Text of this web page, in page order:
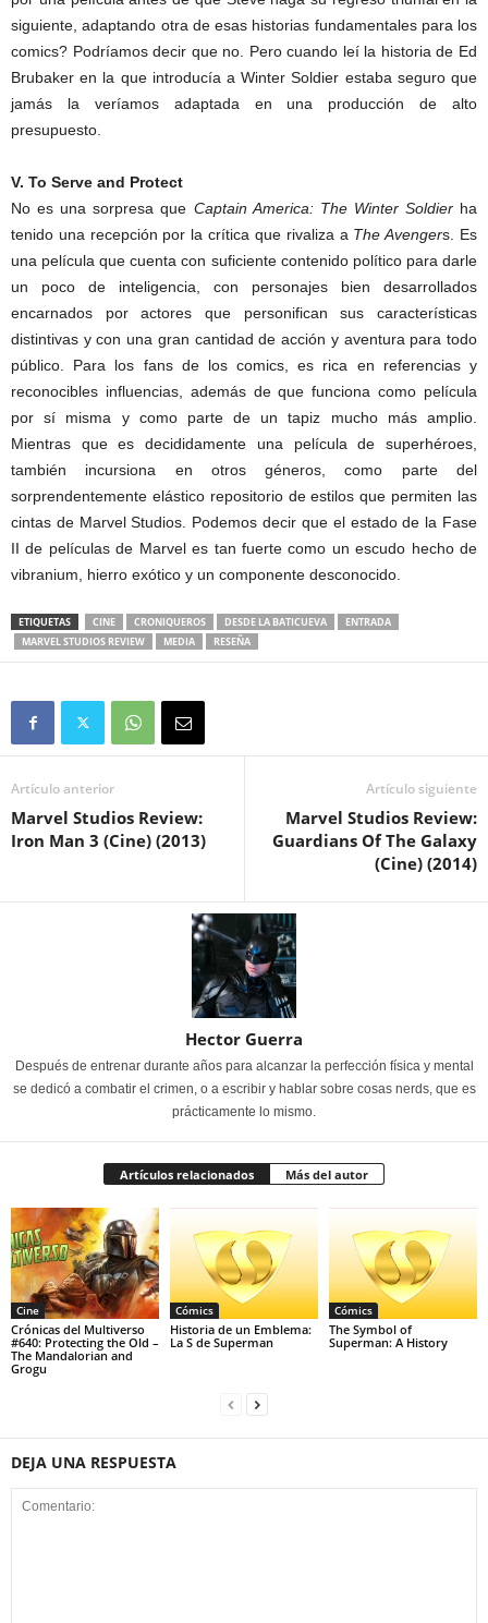
siguiente, adaptando otra de esas historias fundamentales para los
comics? Podríamos decir que no. Pero cuando leí la historia de Ed
Brubaker en la que introducía a Winter Soldier estaba seguro que
jamás la veríamos adaptada en una producción de alto
presupuesto.
V. To Serve and Protect
No es una sorpresa que Captain America: The Winter Soldierha
tenido una recepción por la crítica que rivaliza a The Avengers. Es
una película que cuenta con suficiente contenido político para darle
un poco de inteligencia, con personajes bien desarrollados
encarnados por actores que personifican sus características
distintivas y con una gran cantidad de acción y aventura para todo
público. Para los fans de los comics, es rica en referencias y
reconocibles influencias, además de que funciona como película
por sí misma y como parte de un tapiz mucho más amplio.
Mientras que es decididamente una película de superhéroes,
también incursiona en otros géneros, como parte del
sorprendentemente elástico repositorio de estilos que permiten las
cintas de Marvel Studios. Podemos decir que el estado de la Fase
II de películas de Marvel es tan fuerte como un escudo hecho de
vibranium, hierro exótico y un componente desconocido.
ETIQUETAS CINE CRONIQUEROS DESDE LA BATICUEVA
ENTRADA
MARVEL STUDIOS REVIEW
MEDIA RESEÑA
Artículo anterior
Marvel Studios Review:
Iron Man 3 (Cine) (2013)
Artículo siguiente
Marvel Studios Review:
Guardians Of The Galaxy
(Cine) (2014)
Hector Guerra
Después de entrenar durante años para alcanzar la perfección física y mental
se dedicó a combatir el crimen, o a escribir y hablar sobre cosas nerds, que es
prácticamente lo mismo.
Artículos relacionados Más del autor
Cine
Crónicas del Multiverso
#640: Protecting the Old –
The Mandalorian and
Grogu
Cómics
Historia de un Emblema:
La S de Superman
Cómics
The Symbol of
Superman: A History
DEJA UNA RESPUESTA